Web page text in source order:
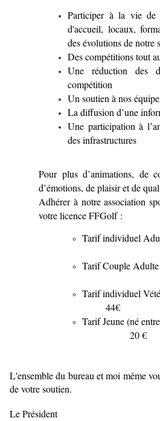
Participer à la vie de
d'accueil, locaux,
des évolutions de notre
Des compétitions tout
Une réduction des
compétition
Un soutien à nos
La diffusion d’une
Une participation à
des infrastructures
Pour plus d’animations, de
d’émotions, de plaisir et de
Adhérer à notre association
votre licence FFGolf :
Tarif individuel
Tarif Couple
Tarif individuel
44€
Tarif Jeune (né
20 €
L'ensemble du bureau et moi même
de votre soutien.
Le Président